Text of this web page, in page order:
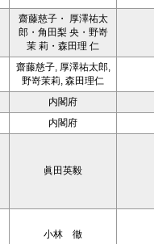
齋藤慈子・ 厚澤祐太
郎・角田梨 央・野嵜
茉 莉・森田理 仁
齋藤慈子, 厚澤祐太郎,
野嵜茉莉, 森田理仁
内閣府
内閣府
眞田英毅
小林 徹